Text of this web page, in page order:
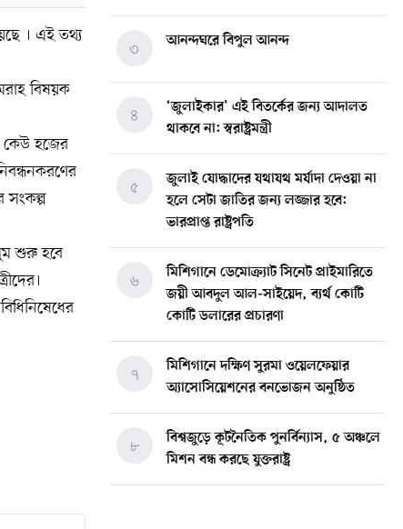
। এই তথ্য
বিষয়ক
কেউ হজের
সংকল্প
শুরু হবে
আনন্দঘরে বিপুল আনন্দ
৩
‘জুলাইকার’ এই বিতর্কের জন্য আদালত
থাকবে না: স্বরাষ্ট্রমন্ত্রী
৪
জুলাই যোদ্ধাদের যথাযথ মর্যাদা দেওয়া না
হলে সেটা জাতির জন্য লজ্জার হবে:
ভারপ্রাপ্ত রাষ্ট্রপতি
৫
মিশিগানে ডেমোক্র্যাট সিনেট প্রাইমারিতে
জয়ী আবদুল আল-সাইয়েদ, ব্যর্থ কোটি
কোটি ডলারের প্রচারণা
৬
মিশিগানে দক্ষিণ সুরমা ওয়েলফেয়ার
অ্যাসোসিয়েশনের বনভোজন অনুষ্ঠিত
৭
বিশ্বজুড়ে কূটনৈতিক পুনর্বিন্যাস, ৫ অঞ্চলে
মিশন বন্ধ করছে যুক্তরাষ্ট্র
৮